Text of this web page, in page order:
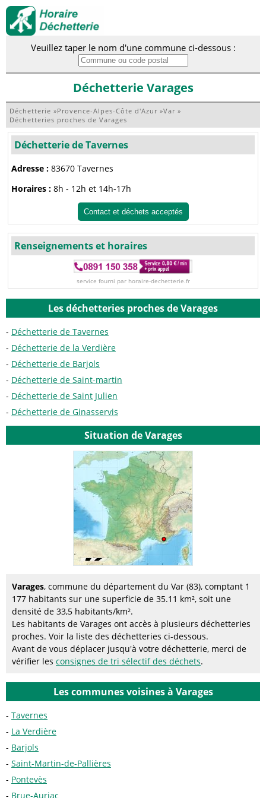
Veuillez taper le nom d'une commune ci-dessous :
Déchetterie Varages
Déchetterie »Provence-Alpes-Côte d'Azur »Var »
Déchetteries proches de Varages
Déchetterie de Tavernes
Adresse : 83670 Tavernes
Horaires : 8h - 12h et 14h-17h
Contact et déchets acceptés
Renseignements et horaires
service fourni par horaire-dechetterie.fr
Les déchetteries proches de Varages
Déchetterie de Tavernes
Déchetterie de la Verdière
Déchetterie de Barjols
Déchetterie de Saint-martin
Déchetterie de Saint Julien
Déchetterie de Ginasservis
Situation de Varages
Varages, commune du département du Var (83), comptant 1
177 habitants sur une superficie de 35.11 km², soit une
densité de 33,5 habitants/km².
Les habitants de Varages ont accès à plusieurs déchetteries
proches. Voir la liste des déchetteries ci-dessous.
Avant de vous déplacer jusqu'à votre déchetterie, merci de
vérifier les consignes de tri sélectif des déchets.
Les communes voisines à Varages
Tavernes
La Verdière
Barjols
Saint-Martin-de-Pallières
Pontevès
Brue-Auriac